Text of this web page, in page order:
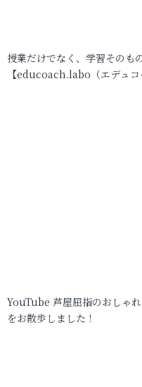
授業だけでなく、学習そのも
【educoach.labo（エデュ
YouTube 芦屋屈指のおしゃ
をお散歩しました！